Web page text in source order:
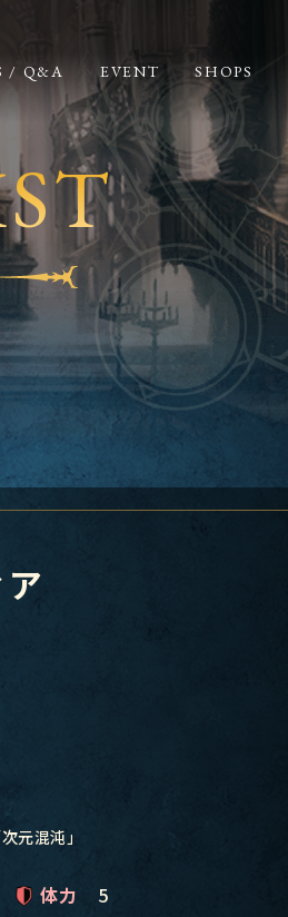
/ Q&A EVENT SHOPS
元混沌」
体力 5